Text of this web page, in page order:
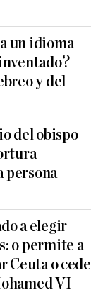
un idioma
y del
del obispo
persona
a elegir
o permite a
Ceuta o cede
VI